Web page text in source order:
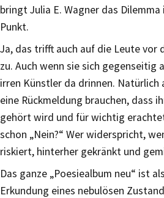
bringt Julia E. Wagner das Dilemma
Punkt.
Ja, das trifft auch auf die Leute vor
zu. Auch wenn sie sich gegenseitig
irren Künstler da drinnen. Natürlich
eine Rückmeldung brauchen, dass
gehört wird und für wichtig
schon „Nein?“ Wer widerspricht,
riskiert, hinterher gekränkt und
Das ganze „Poesiealbum neu“ ist
Erkundung eines nebulösen